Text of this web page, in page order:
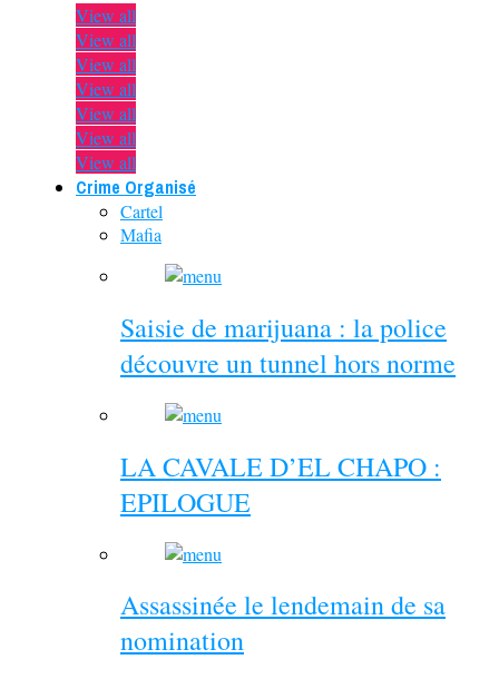
View all
View all
View all
View all
View all
View all
View all
Crime Organisé
Cartel
Mafia
Saisie de marijuana : la police
découvre un tunnel hors norme
LA CAVALE D’EL CHAPO :
EPILOGUE
Assassinée le lendemain de sa
nomination